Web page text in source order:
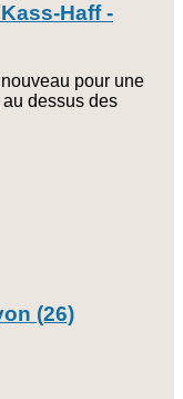
Haff -
pour une
dessus des
(26)